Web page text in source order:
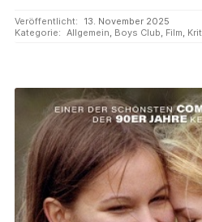
Veröffentlicht:
13. November 2025
Kategorie: Allgemein, Boys Club, Film,